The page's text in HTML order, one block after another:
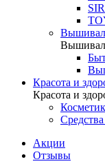
Красота и
Красота и
Акции
Отзывы